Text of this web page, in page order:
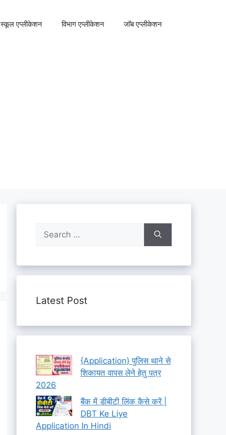
स्कूल एप्लीकेशन विभाग एप्लीकेशन जॉब एप्लीकेशन
Search
for:
Latest Post
{Application} पुलिस थाने से
शिकायत वापस लेने हेतु पत्र
2026
बैंक में डीबीटी लिंक कैसे करें |
DBT Ke Liye
Application In Hindi